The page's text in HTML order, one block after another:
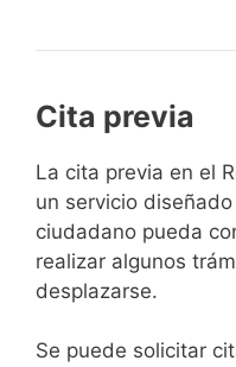
Cita previa
​​​​​​​​​​​​​​​​​​​​​​​​​​​​La cita previa en el
un servicio
ciudadano pueda
realizar algunos
desplazarse.​
Se puede solicitar